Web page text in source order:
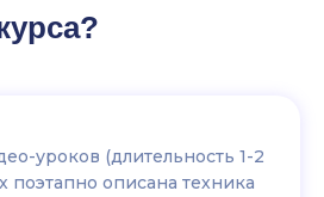
уроков (длительность 1-2
поэтапно описана техника